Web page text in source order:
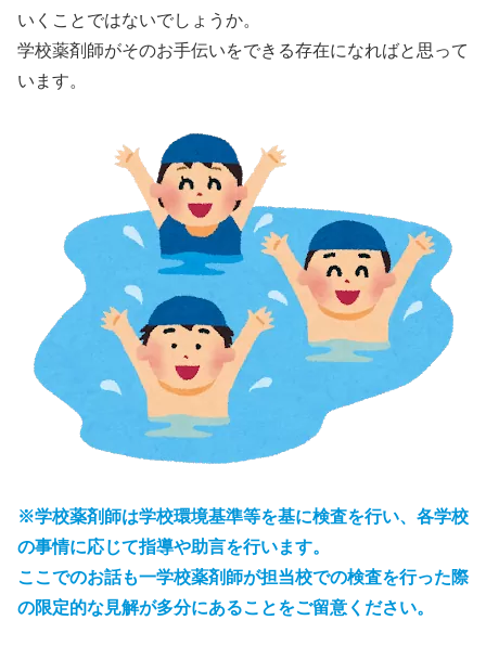
いくことではないでしょうか。
学校薬剤師がそのお手伝いをできる存在になればと思って
います。
※学校薬剤師は学校環境基準等を基に検査を行い、各学校
の事情に応じて指導や助言を行います。
ここでのお話も一学校薬剤師が担当校での検査を行った際
の限定的な見解が多分にあることをご留意ください。